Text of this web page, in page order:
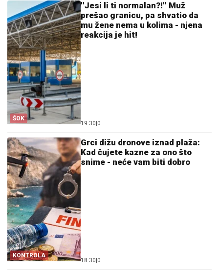
ŠOK
''Jesi li ti normalan?!'' Muž
prešao granicu, pa shvatio da
mu žene nema u kolima - njena
reakcija je hit!
19:30 0
KONTROLA
Grci dižu dronove iznad plaža:
Kad čujete kazne za ono što
snime - neće vam biti dobro
18:30 0